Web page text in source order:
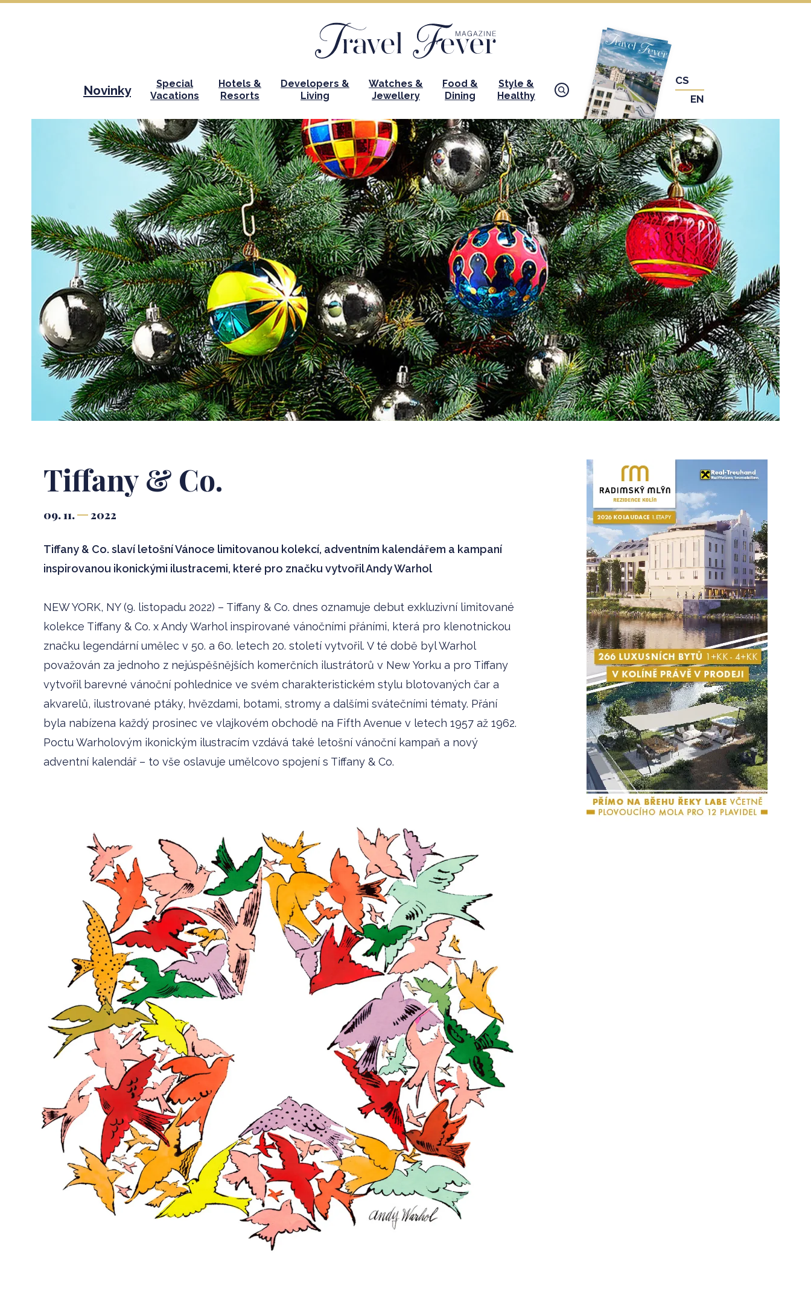
Novinky
Special
Vacations
Hotels &
Resorts
Developers &
Living
Watches &
Jewellery
Food &
Dining
Style &
Healthy
CS
EN
Tiffany & Co.
09. 11. 2022
Tiffany & Co. slaví letošní Vánoce limitovanou kolekcí, adventním kalendářem a kampaní
inspirovanou ikonickými ilustracemi, které pro značku vytvořil Andy Warhol
NEW YORK, NY (9. listopadu 2022) – Tiffany & Co. dnes oznamuje debut exkluzivní limitované
kolekce Tiffany & Co. x Andy Warhol inspirované vánočními přáními, která pro klenotnickou
značku legendární umělec v 50. a 60. letech 20. století vytvořil. V té době byl Warhol
považován za jednoho z nejúspěšnějších komerčních ilustrátorů v New Yorku a pro Tiffany
vytvořil barevné vánoční pohlednice ve svém charakteristickém stylu blotovaných čar a
akvarelů, ilustrované ptáky, hvězdami, botami, stromy a dalšími svátečními tématy. Přání
byla nabízena každý prosinec ve vlajkovém obchodě na Fifth Avenue v letech 1957 až 1962.
Poctu Warholovým ikonickým ilustracím vzdává také letošní vánoční kampaň a nový
adventní kalendář – to vše oslavuje umělcovo spojení s Tiffany & Co.